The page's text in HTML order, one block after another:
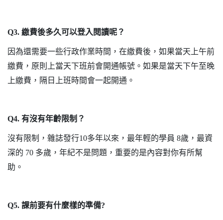
Q3. 繳費後多久可以登入閱讀呢？
因為還需要一些行政作業時間，在繳費後，如果當天上午前
繳費，原則上當天下班前會開通帳號。如果是當天下午至晚
上繳費，隔日上班時間會一起開通。
Q4. 有沒有年齡限制？
沒有限制，雜誌發行10多年以來，最年輕的學員 8歲，最資
深的 70 多歲，年紀不是問題，重要的是內容對你有所幫
助。
Q5. 課前要有什麼樣的準備?